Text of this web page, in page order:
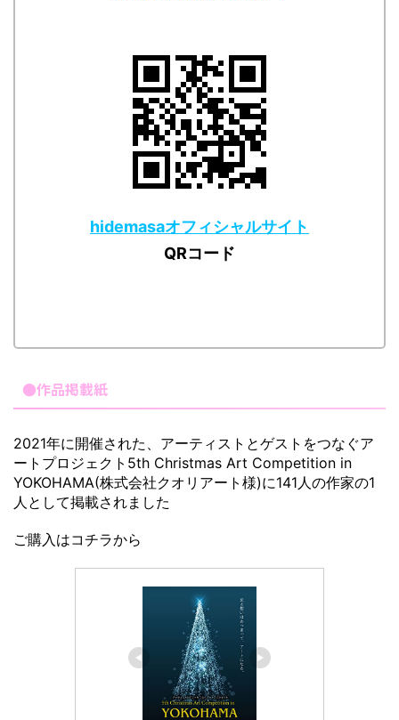
hidemasaオフィシャルサイト
QRコード
●作品掲載紙
2021年に開催された、アーティストとゲストをつなぐア
ートプロジェクト5th Christmas Art Competition in
YOKOHAMA(株式会社クオリアート様)に141人の作家の1
人として掲載されました
ご購入はコチラから